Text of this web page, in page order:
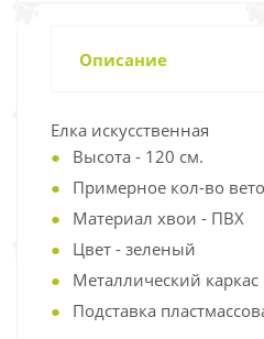
Описание
Елка искусственная
Высота - 120 см.
Примерное кол-во
Материал хвои - ПВХ
Цвет - зеленый
Металлический каркас
Подставка